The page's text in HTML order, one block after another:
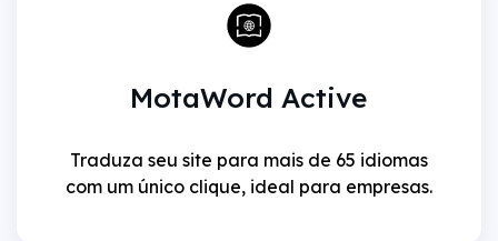
MotaWord Active
Traduza seu site para mais de 65 idiomas
com um único clique, ideal para empresas.